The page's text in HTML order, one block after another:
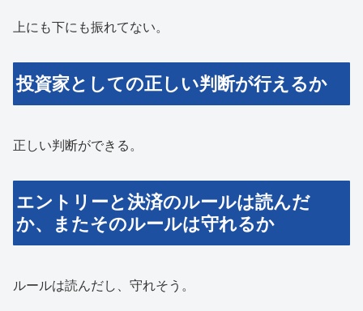
上にも下にも振れてない。
投資家としての正しい判断が行えるか
正しい判断ができる。
エントリーと決済のルールは読んだ
か、またそのルールは守れるか
ルールは読んだし、守れそう。